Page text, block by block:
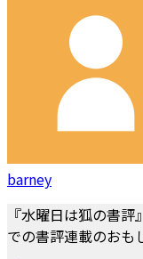
barney
『水曜日は狐の書
での書評連載のおも